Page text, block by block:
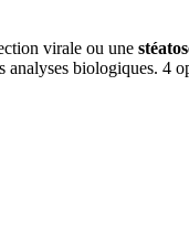
virale ou une
biologiques. 4